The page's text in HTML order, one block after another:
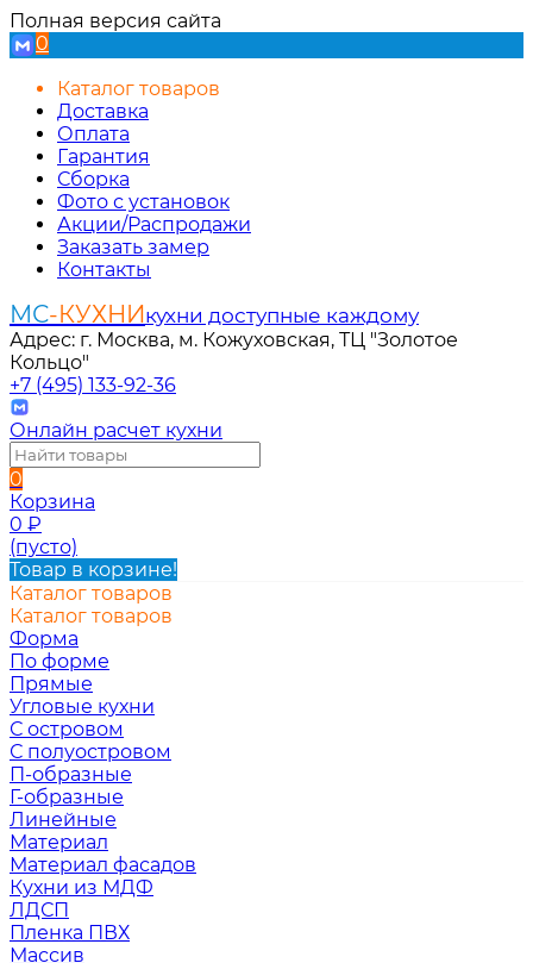
Полная версия сайта
0
Каталог товаров
Доставка
Оплата
Гарантия
Сборка
Фото с установок
Акции/Распродажи
Заказать замер
Контакты
МС-КУХНИкухни доступные каждому
Адрес: г. Москва, м. Кожуховская, ТЦ "Золотое
Кольцо"
+7 (495) 133-92-36
Онлайн расчет кухни
0
Корзина
0 ₽
(пусто)
Товар в корзине!
Каталог товаров
Каталог товаров
Форма
По форме
Прямые
Угловые кухни
С островом
С полуостровом
П-образные
Г-образные
Линейные
Материал
Материал фасадов
Кухни из МДФ
ЛДСП
Пленка ПВХ
Массив